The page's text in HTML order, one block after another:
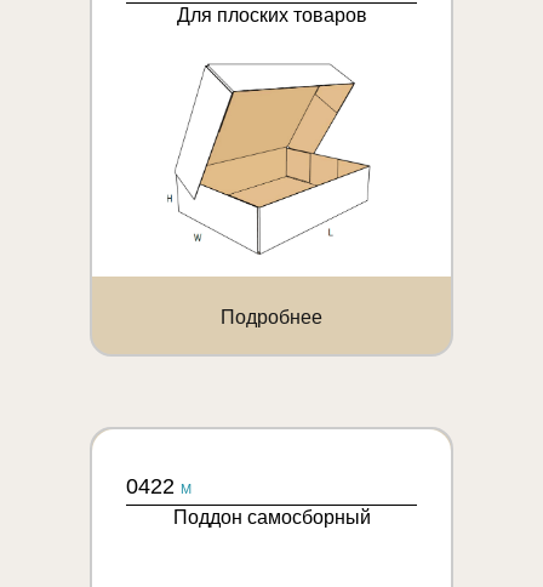
Для плоских товаров
Подробнее
0422 M
Поддон самосборный